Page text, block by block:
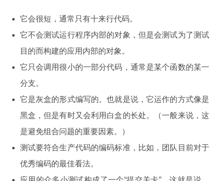
它会很短，通常只有十来行代码。
它不会测试运行程序内部的对象，但是会测试为了测试
目的而构建的应用内部的对象。
它只会调用很小的一部分代码，通常是某个函数的某一
分支。
它是灰盒的形式编写的。也就是说，它运作的方式像是
黑盒，但是有时又会利用白盒的长处。（一般来说，这
是避免组合问题的重要因素。）
测试要符合生产代码的编码标准，比如，团队目前对于
优秀编码的最佳看法。